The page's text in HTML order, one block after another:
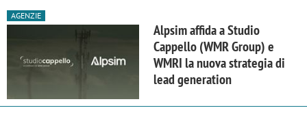
AGENZIE
Alpsim affida a Studio
Cappello (WMR Group) e
WMRI la nuova strategia di
lead generation